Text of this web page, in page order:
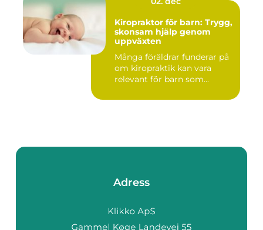
Kiropraktor för barn: Trygg,
skonsam hjälp genom
uppväxten
Många föräldrar funderar på
om kiropraktik kan vara
relevant för barn som...
Adress